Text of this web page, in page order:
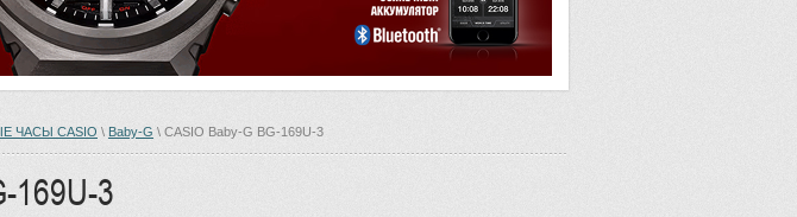
ЧАСЫ CASIO \ Baby-G \ CASIO Baby-G BG-169U-3
169U-3